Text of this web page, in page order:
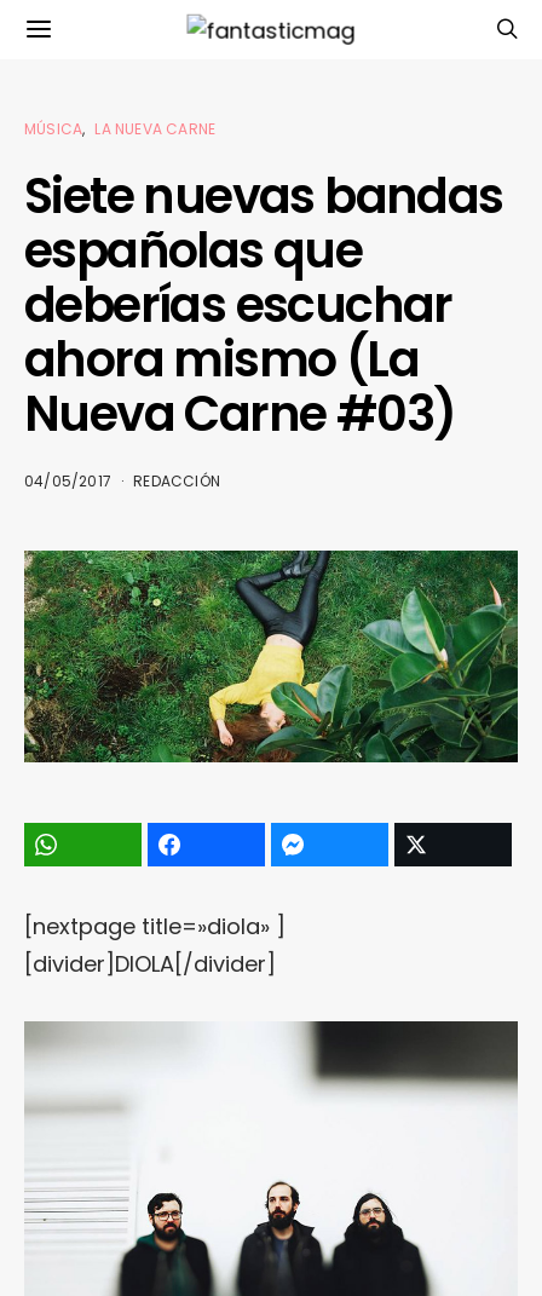
MÚSICA LA NUEVA CARNE
Siete nuevas bandas
españolas que
deberías escuchar
ahora mismo (La
Nueva Carne #03)
04/05/2017 REDACCIÓN
[nextpage title=»diola» ]
[divider]DIOLA[/divider]